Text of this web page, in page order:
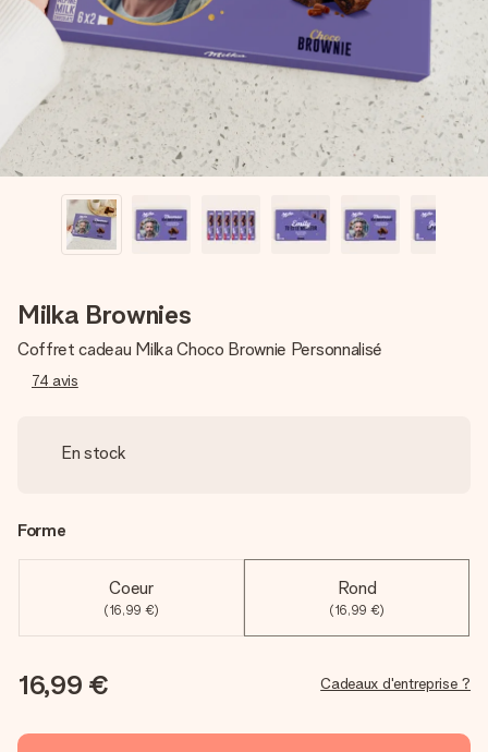
Créez quelque chose d’unique en quelques étapes – avec
son prénom, votre photo ou un message qui touche le cœur.
Sans complications, juste tout l’amour pour le moment idéal.
Milka Brownies
Coffret cadeau Milka Choco Brownie Personnalisé
74 avis
En stock
Forme
Coeur
(16,99 €)
Rond
(16,99 €)
16,99 € Cadeaux d'entreprise ?